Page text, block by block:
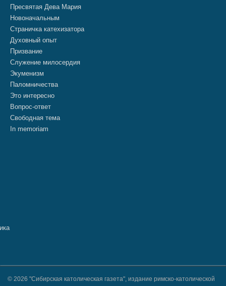
Пресвятая Дева Мария
Новоначальным
Страничка катехизатора
Духовный опыт
Призвание
Служение милосердия
Экуменизм
Паломничества
Это интересно
Вопрос-ответ
Свободная тема
In memoriam
© 2026 "Сибирская католическая газета", издание римско-католической